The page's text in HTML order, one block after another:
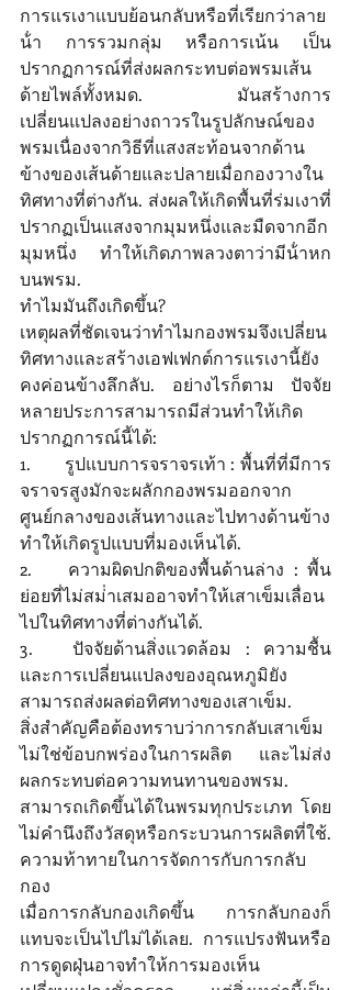
การแรเงาแบบย้อนกลับหรือที่เรียกว่าลาย
น้ํา การรวมกลุ่ม หรือการเน้น เป็น
ปรากฏการณ์ที่ส่งผลกระทบต่อพรมเส้น
ด้ายไพล์ทั้งหมด. มันสร้างการ
เปลี่ยนแปลงอย่างถาวรในรูปลักษณ์ของ
พรมเนื่องจากวิธีที่แสงสะท้อนจากด้าน
ข้างของเส้นด้ายและปลายเมื่อกองวางใน
ทิศทางที่ต่างกัน. ส่งผลให้เกิดพื้นที่ร่มเงาที่
ปรากฏเป็นแสงจากมุมหนึ่งและมืดจากอีก
มุมหนึ่ง ทําให้เกิดภาพลวงตาว่ามีน้ําหก
บนพรม.
ทําไมมันถึงเกิดขึ้น?
เหตุผลที่ชัดเจนว่าทําไมกองพรมจึงเปลี่ยน
ทิศทางและสร้างเอฟเฟกต์การแรเงานี้ยัง
คงค่อนข้างลึกลับ. อย่างไรก็ตาม ปัจจัย
หลายประการสามารถมีส่วนทําให้เกิด
ปรากฏการณ์นี้ได้:
1.	รูปแบบการจราจรเท้า : พื้นที่ที่มีการ
จราจรสูงมักจะผลักกองพรมออกจาก
ศูนย์กลางของเส้นทางและไปทางด้านข้าง
ทําให้เกิดรูปแบบที่มองเห็นได้.
2.	ความผิดปกติของพื้นด้านล่าง : พื้น
ย่อยที่ไม่สม่ําเสมออาจทําให้เสาเข็มเลื่อน
ไปในทิศทางที่ต่างกันได้.
3.	ปัจจัยด้านสิ่งแวดล้อม : ความชื้น
และการเปลี่ยนแปลงของอุณหภูมิยัง
สามารถส่งผลต่อทิศทางของเสาเข็ม.
สิ่งสําคัญคือต้องทราบว่าการกลับเสาเข็ม
ไม่ใช่ข้อบกพร่องในการผลิต และไม่ส่ง
ผลกระทบต่อความทนทานของพรม.
สามารถเกิดขึ้นได้ในพรมทุกประเภท โดย
ความท้าทายในการจัดการกับการกลับ
กอง
เมื่อการกลับกองเกิดขึ้น การกลับกองก็
แทบจะเป็นไปไม่ได้เลย. การแปรงฟันหรือ
การดูดฝุ่นอาจทําให้การมองเห็น